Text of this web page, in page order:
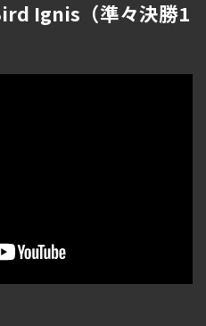
Ignis（準々決勝1